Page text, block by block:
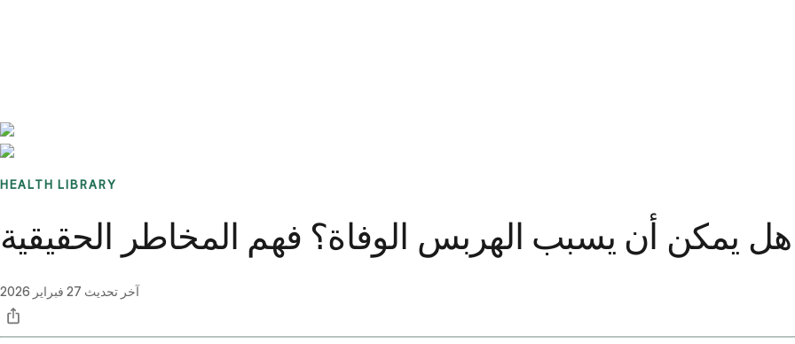
HEALTH LIBRARY
هل يمكن أن يسبب الهربس الوفاة؟ فهم المخاطر الحقيقية
آخر تحديث 27 فبراير 2026